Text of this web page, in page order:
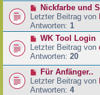
Nickfarbe und
Letzter Beitrag von
Antworten: 1
WK Tool Login
Letzter Beitrag von
Antworten: 20
Für Anfänger..
Letzter Beitrag von
Antworten: 4